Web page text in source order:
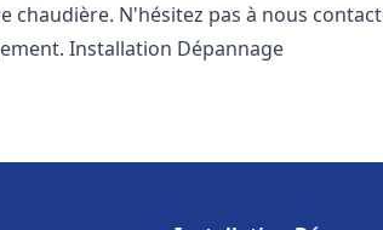
chaudière. N'hésitez pas à nous
Installation Dépannage